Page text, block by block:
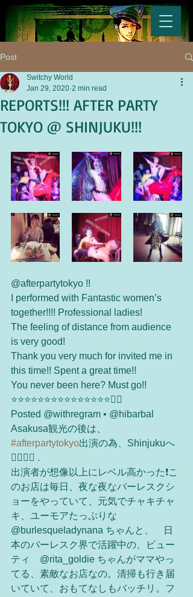
Post
REPORTS!!! AFTER PARTY
TOKYO @ SHINJUKU!!!
Switchy World
Jan 29, 2020 2 min read
@afterpartytokyo !!
I performed with Fantastic women’s
together!!!! Professional ladies!
The feeling of distance from audience
is very good!
Thank you very much for invited me in
this time!! Spent a great time!!
You never been here? Must go!!
⭐️⭐️⭐️⭐️⭐️⭐️⭐️⭐️⭐️⭐️⭐️⭐️⭐️⭐️⭐️🙆‍♂️
Posted @withregram • @hibarbal
Asakusa観光の後は、
#afterpartytokyo出演の為、Shinjukuへ
🏃‍♀️🏃‍♂️ .
出演者が想像以上にレベル高かった❗️こ
のお店は毎日、夜な夜なバーレスクシ
ョーをやっていて、元気でチャキチャ
キ、ユーモアたっぷりな
@burlesqueladynana ちゃんと、　日
本のバーレスク界で活躍中の、ビュー
ティ　@rita_goldie ちゃんがママやっ
てる、素敵なお店なの。清掃も行き届
いていて、おもてなしもバッチリ。フ